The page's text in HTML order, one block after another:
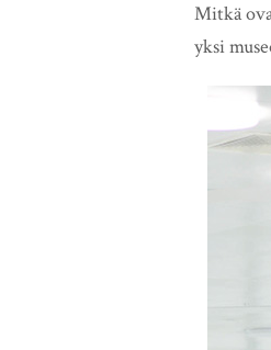
Mitkä
yksi